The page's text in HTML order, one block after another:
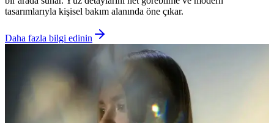
tasarımlarıyla kişisel bakım alanında öne çıkar.
Daha fazla bilgi edinin